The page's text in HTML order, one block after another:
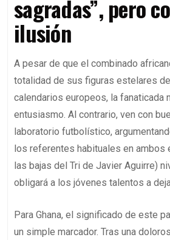
sagradas”, pero
ilusión
A pesar de que el combinado
totalidad de sus figuras estelares
calendarios europeos, la fanaticada
entusiasmo. Al contrario, ven con
laboratorio futbolístico,
los referentes habituales en ambos
las bajas del Tri de Javier Aguirre)
obligará a los jóvenes talentos a
Para Ghana, el significado de este
un simple marcador. Tras una